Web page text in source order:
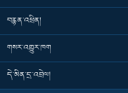
བརྙན་འཕྲིན།
གསར་འགྱུར་ཁག
དེ་མིན་དྲ་འབྲེལ།